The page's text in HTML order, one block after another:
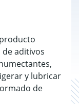
producto
aditivos
y lubricar
de